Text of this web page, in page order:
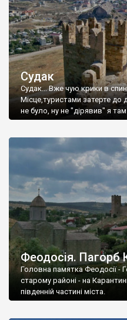
Судак
Судак... Вже чую крики в
Місце,туристами затерте
не було, ну не "дірявив" я там
Феодосія. Пагорб
Головна памятка Феодосії -
старому районі - на
південній частині міста.